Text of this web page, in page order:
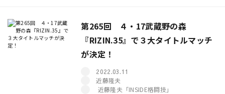
第265回 ４・17武蔵野の森
『RIZIN.35』で３大タイトルマッチ
が決定！
2022.03.11
近藤隆夫
近藤隆夫「INSIDE格闘技」